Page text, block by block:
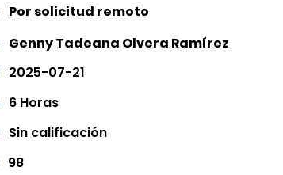
Por solicitud remoto
Genny Tadeana Olvera Ramírez
2025-07-21
6 Horas
Sin calificación
98